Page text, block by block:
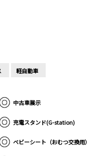
軽自動車
中古車展示
充電スタンド(G-station)
ベビーシート（おむつ交換用）